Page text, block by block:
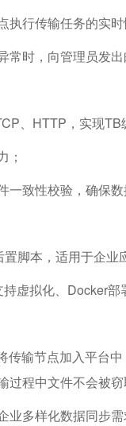
执行传输任务的实时
时，向管理员发出
、HTTP，实现TB
；
致性校验，确保数
脚本，适用于企业
虚拟化、Docker部
传输节点加入平台
过程中文件不会被
业多样化数据同步